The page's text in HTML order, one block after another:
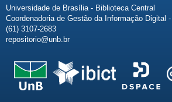
Universidade de Brasília - Biblioteca Central
Coordenadoria de Gestão da Informação Digital
(61) 3107-2683
repositorio@unb.br